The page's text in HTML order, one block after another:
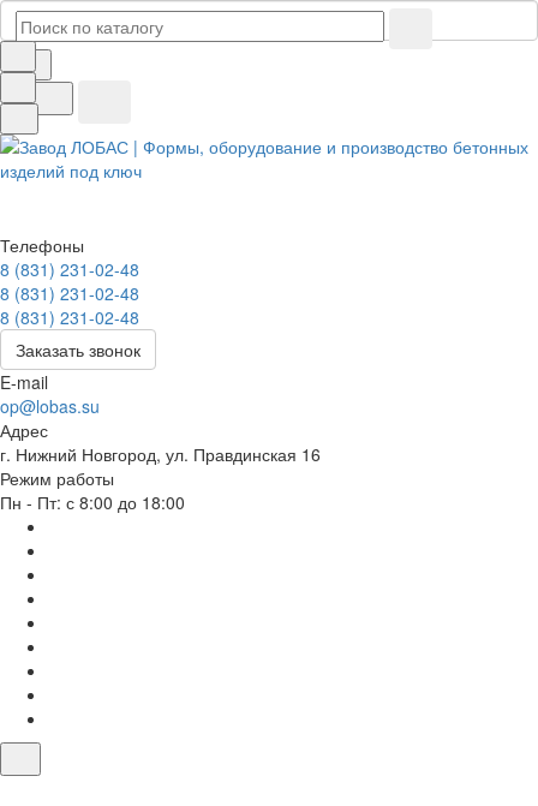
Телефоны
8 (831) 231-02-48
8 (831) 231-02-48
8 (831) 231-02-48
Заказать звонок
E-mail
op@lobas.su
Адрес
г. Нижний Новгород, ул. Правдинская 16
Режим работы
Пн - Пт: с 8:00 до 18:00